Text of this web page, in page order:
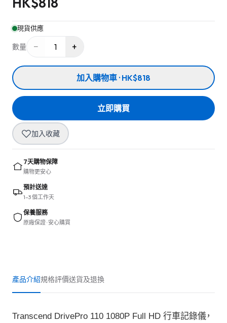
現貨供應
數量 − 1 +
加入購物車 · HK$818
立即購買
加入收藏
7天購物保障
購物更安心
預計送達
1–3 個工作天
保養服務
原廠保證 · 安心購買
產品介紹規格評價送貨及退換
Transcend DrivePro 110 1080P Full HD 行車記錄儀，